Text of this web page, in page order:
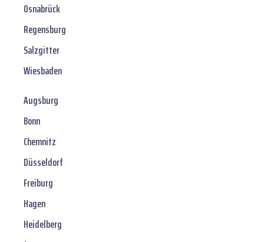
Osnabrück
Regensburg
Salzgitter
Wiesbaden
Augsburg
Bonn
Chemnitz
Düsseldorf
Freiburg
Hagen
Heidelberg